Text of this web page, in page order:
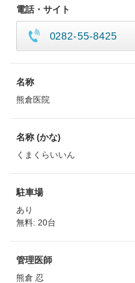
電話・サイト
0282-55-8425
名称
熊倉医院
名称 (かな)
くまくらいいん
駐車場
あり
無料: 20台
管理医師
熊倉 忍